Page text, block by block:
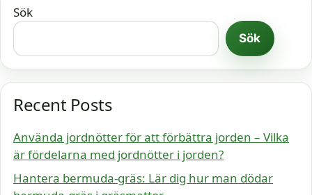
Sök
Sök
Recent Posts
Använda jordnötter för att förbättra jorden – Vilka
är fördelarna med jordnötter i jorden?
Hantera bermuda-gräs: Lär dig hur man dödar